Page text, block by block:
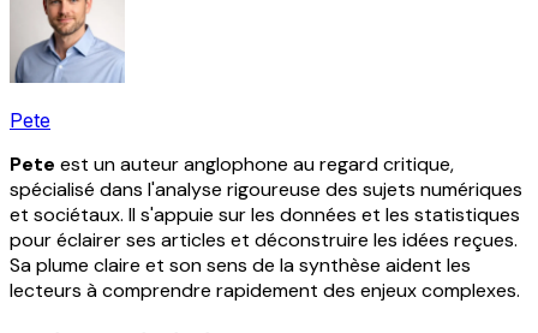
Pete
Pete est un auteur anglophone au regard critique,
spécialisé dans l'analyse rigoureuse des sujets numériques
et sociétaux. Il s'appuie sur les données et les statistiques
pour éclairer ses articles et déconstruire les idées reçues.
Sa plume claire et son sens de la synthèse aident les
lecteurs à comprendre rapidement des enjeux complexes.